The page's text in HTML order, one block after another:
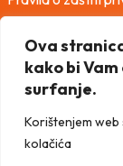
Ova
kako bi
surfanje.
Korištenjem
kolačića
Uvjeti korištenja
Politika o
TORKKS d.o.o. -